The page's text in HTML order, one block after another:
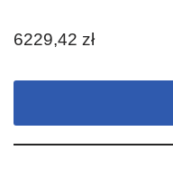
6229,42 zł